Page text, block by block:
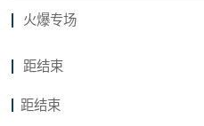
火爆专场
距结束
距结束